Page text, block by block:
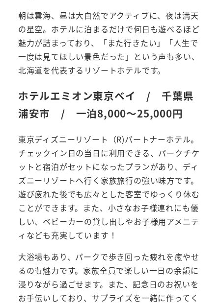
朝は雲海、昼は大自然でアクティブに、夜は満天
の星空。ホテルに泊まるだけで何日も遊べるほど
魅力が詰まっており、「また行きたい」「人生で
一度は見てほしい景色だった」という声も多い、
北海道を代表するリゾートホテルです。
ホテルエミオン東京ベイ
/ 千葉県
浦安市 / 一泊8,000～25,000円
東京ディズニーリゾート（R)パートナーホテル。
チェックイン日の当日に利用できる、パークチケ
ットと宿泊がセットになったプランがあり、ディ
ズニーリゾートへ行く家族旅行の強い味方です。
遊び疲れた後でも広々とした客室でゆっくり休む
ことができます。また、小さなお子様連れにも優
しい、ベビーカーの貸し出しやお子様用アメニテ
ィなども充実しています！
大浴場もあり、パークで歩き回った疲れを癒やせ
るのも魅力です。家族全員で楽しい一日の余韻に
浸りながら過ごせます。また、記念日のお祝いを
お手伝いしており、サプライズを一緒に作ってく